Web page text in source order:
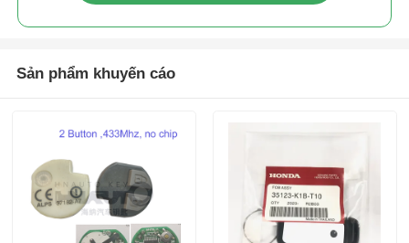
Sản phẩm khuyến cáo